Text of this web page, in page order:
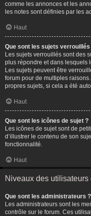
comme les annonces et les
les notes sont définies par les
Haut
Que sont les sujets verrouillés
Les sujets verrouillés sont des
plus répondre et dans lesquels
Les sujets peuvent être
forum pour de multiples
propres sujets, si cela a été
Haut
Que sont les icônes de sujet ?
Les icônes de sujet sont de
d’illustrer le contenu de son
fonctionnalité.
Haut
Niveaux des utilisateurs
Que sont les administrateurs ?
Les administrateurs sont les
contrôle sur le forum. Ces